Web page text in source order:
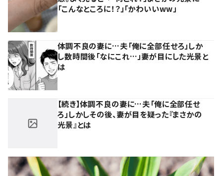
「こんなところに！？」「かわいいww」
体調不良の妻に…夫「俺に全部任せろ」しか
し数時間後「なにこれ…」妻が目にした光景と
は
【続き】体調不良の妻に…夫「俺に全部任せ
ろ」しかしその後、妻が目を疑った『まさかの
光景』とは